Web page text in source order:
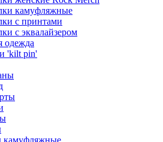
камуфляжные
с принтами
с эквалайзером
одежда
'kilt pin'